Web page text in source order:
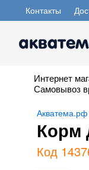
Контакты
Интернет
Самовывоз
Акватема.рф
Корм
Код